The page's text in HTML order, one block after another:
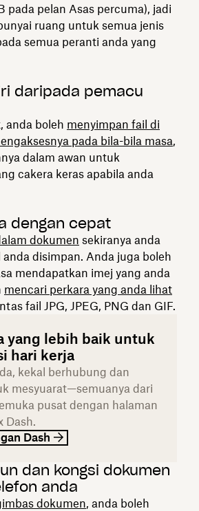
pada pelan Asas percuma), jadi
ruang untuk semua jenis
semua peranti anda yang
daripada pemacu
anda boleh menyimpan fail di
pada bila-bila masa,
dalam awan untuk
cakera keras apabila anda
dengan cepat
dokumen sekiranya anda
disimpan. Anda juga boleh
mendapatkan imej yang anda
mencari perkara yang anda lihat
fail JPG, JPEG, PNG dan GIF.
yang lebih baik untuk
hari kerja
kekal berhubung dan
mesyuarat—semuanya dari
pusat dengan halaman
Dash.
Dash
dan kongsi dokumen
anda
dokumen, anda boleh